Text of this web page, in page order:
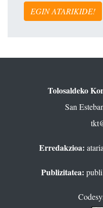
EGIN ATARIKIDE!
Tolosaldeko
San
Erredakzioa:
Publizitatea: